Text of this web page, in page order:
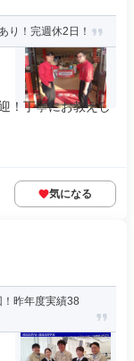
り！完週休2日！
！丁寧にお教えし
気になる
昨年度実績38